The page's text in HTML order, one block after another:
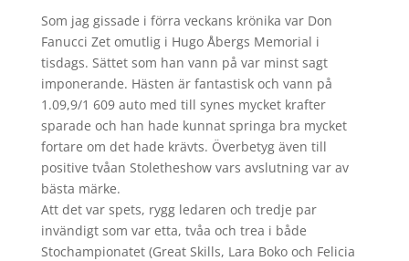
Som jag gissade i förra veckans krönika var Don
Fanucci Zet omutlig i Hugo Åbergs Memorial i
tisdags. Sättet som han vann på var minst sagt
imponerande. Hästen är fantastisk och vann på
1.09,9/1 609 auto med till synes mycket krafter
sparade och han hade kunnat springa bra mycket
fortare om det hade krävts. Överbetyg även till
positive tvåan Stoletheshow vars avslutning var av
bästa märke.
Att det var spets, rygg ledaren och tredje par
invändigt som var etta, tvåa och trea i både
Stochampionatet (Great Skills, Lara Boko och Felicia